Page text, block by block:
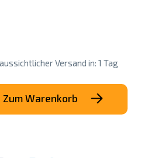
Versand in: 1 Tag
Zum Warenkorb